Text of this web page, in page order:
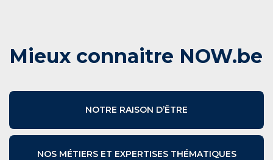
Mieux connaitre NOW.be
NOTRE RAISON D’ÊTRE
NOS MÉTIERS ET EXPERTISES THÉMATIQUES